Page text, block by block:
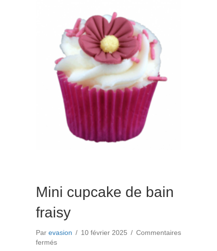
Mini cupcake de bain
fraisy
Par evasion / 10 février 2025 / Commentaires
ferméssur